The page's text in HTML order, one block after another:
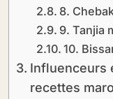
8.
9. Tanjia
10.
Influenceurs
recettes